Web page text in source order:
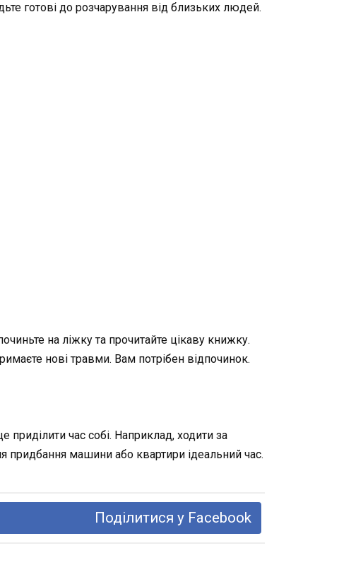
готові до розчарування від близьких людей.
на ліжку та прочитайте цікаву книжку.
нові травми. Вам потрібен відпочинок.
час собі. Наприклад, ходити за
придбання машини або квартири ідеальний час.
Поділитися у Facebook